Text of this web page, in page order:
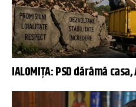
IALOMIȚA: PSD dărâmă